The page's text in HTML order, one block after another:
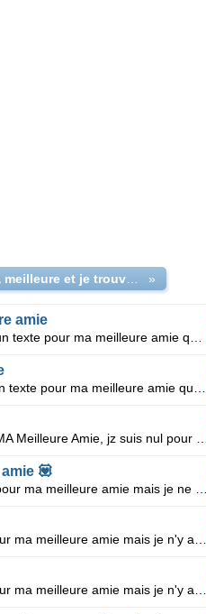
texte pour sa meilleure et je trouve pas les mots »
amie
💟